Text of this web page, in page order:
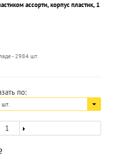
ассорти, корпус пластик, 1
- 2984 шт.
по:
шт.